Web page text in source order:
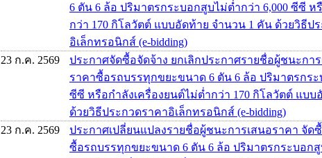
6 ตัน 6 ล้อ ปริมาตรกระบอกสูบไม่ต่ำกว่า 6,000 ซีซี ห
กว่า 170 กิโลวัตต์ แบบอัดท้าย จำนวน 1 คัน ด้วยวิธีป
อิเล็กทรอนิกส์ (e-bidding)
23 ก.ค. 2569
ประกาศจัดซื้อจัดจ้าง ยกเลิกประกาศรายชื่อผู้ชนะกา
ราคาซื้อรถบรรทุกขยะขนาด 6 ตัน 6 ล้อ ปริมาตรกระ
ซีซี หรือกำลังเครื่องยนต์ไม่ต่ำกว่า 170 กิโลวัตต์ แบ
ด้วยวิธีประกวดราคาอิเล็กทรอนิกส์ (e-bidding)
23 ก.ค. 2569
ประกาศเปลี่ยนแปลงรายชื่อผู้ชนะการเสนอราคา จัด
ซื้อรถบรรทุกขยะขนาด 6 ตัน 6 ล้อ ปริมาตรกระบอกสู